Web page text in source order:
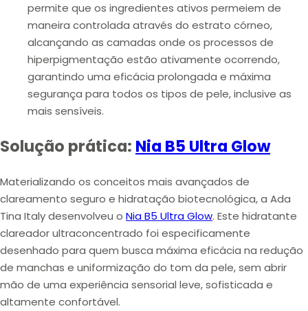
permite que os ingredientes ativos permeiem de
maneira controlada através do estrato córneo,
alcançando as camadas onde os processos de
hiperpigmentação estão ativamente ocorrendo,
garantindo uma eficácia prolongada e máxima
segurança para todos os tipos de pele, inclusive as
mais sensíveis.
Solução prática: Nia B5 Ultra Glow
Materializando os conceitos mais avançados de
clareamento seguro e hidratação biotecnológica, a Ada
Tina Italy desenvolveu o Nia B5 Ultra Glow. Este hidratante
clareadorultraconcentrado foi especificamente
desenhado para quem busca máxima eficácia na redução
de manchas e uniformização do tom da pele, sem abrir
mão de uma experiência sensorial leve,sofisticada e
altamente confortável.